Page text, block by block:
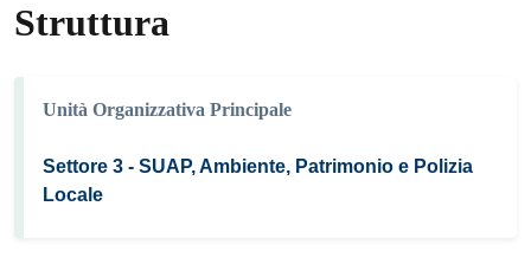
Struttura
Unità Organizzativa Principale
Settore 3 - SUAP, Ambiente, Patrimonio e Polizia
Locale